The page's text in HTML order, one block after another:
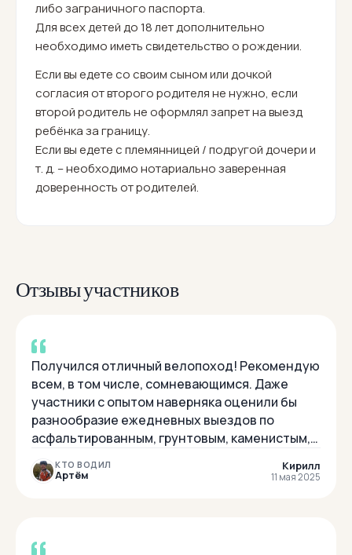
либо заграничного паспорта.
Для всех детей до 18 лет дополнительно
необходимо иметь свидетельство о рождении.
Если вы едете со своим сыном или дочкой
согласия от второго родителя не нужно, если
второй родитель не оформлял запрет на выезд
ребёнка за границу.
Если вы едете с племянницей / подругой дочери и
т. д. – необходимо нотариально заверенная
доверенность от родителей.
Отзывы участников
Получился отличный велопоход! Рекомендую
всем, в том числе, сомневающимся. Даже
участники с опытом наверняка оценили бы
разнообразие ежедневных выездов по
асфальтированным, грунтовым, каменистым,
были затяжные...
КТО ВОДИЛ
Артём
Кирилл
11 мая 2025